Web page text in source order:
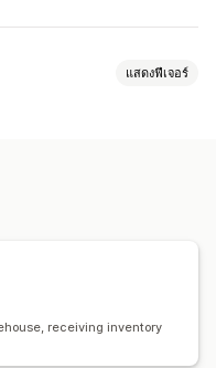
แสดงฟีเจอร์
receiving inventory